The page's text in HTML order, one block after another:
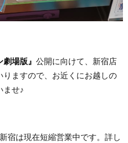
場版』 公開に向けて、新宿店
りますので、お近くにお越しの
ませ♪
宿は現在短縮営業中です。詳し